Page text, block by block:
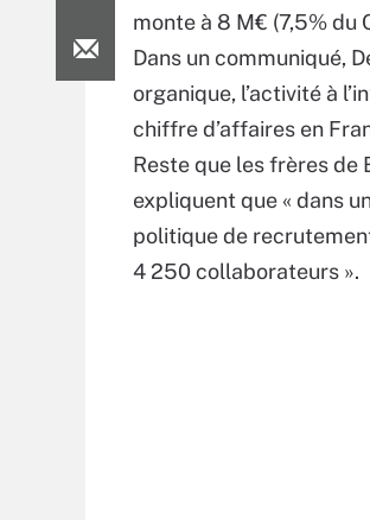
monte à 8 M€ (7,5% du
Dans un communiqué,
organique, l’activité à
chiffre d’affaires en
Reste que les frères de
expliquent que « dans
politique de
4 250 collaborateurs ».